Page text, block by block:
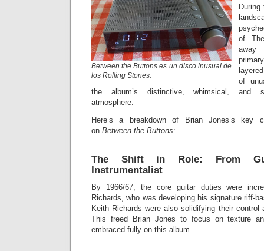
Between the Buttons es un disco inusual de
los Rolling Stones.
of
away
of
the album’s distinctive, whimsical, and
atmosphere.
Here’s a breakdown of Brian Jones’s key
on Between the Buttons:
The Shift in Role: From
Instrumentalist
By 1966/67, the core guitar duties were
Richards, who was developing his signature riff-
Keith Richards were also solidifying their control
This freed Brian Jones to focus on texture
embraced fully on this album.